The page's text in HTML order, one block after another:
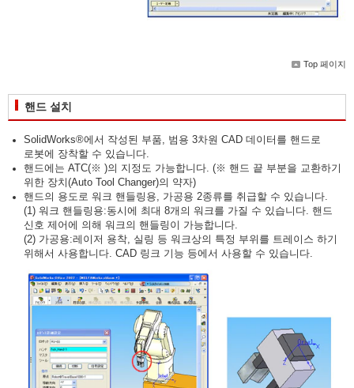
Top 페이지
핸드 설치
SolidWorks®에서 작성된 부품, 범용 3차원 CAD 데이터를 핸드로
로봇에 장착할 수 있습니다.
핸드에는 ATC(※ )의 지정도 가능합니다. (※ 핸드 끝 부분을 교환하기
위한 장치(Auto Tool Changer)의 약자)
핸드의 용도로 워크 핸들링용, 가공용 2종류를 취급할 수 있습니다.
(1) 워크 핸들링용:동시에 최대 8개의 워크를 가질 수 있습니다. 핸드
신호 제어에 의해 워크의 핸들링이 가능합니다.
(2) 가공용:레이저 용착, 실링 등 워크상의 특정 부위를 트레이스 하기
위해서 사용합니다. CAD 링크 기능 등에서 사용할 수 있습니다.